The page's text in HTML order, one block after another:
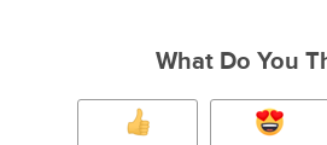
What Do You